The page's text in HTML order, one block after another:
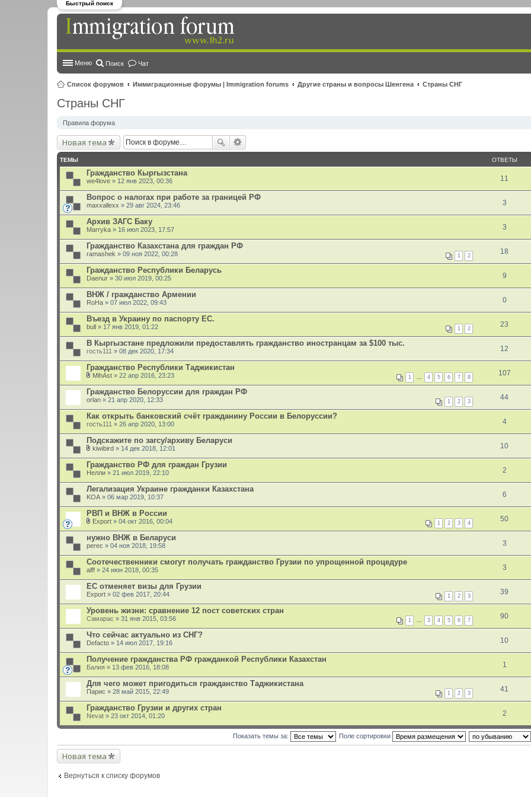
Меню Поиск Чат
Список форумов Иммиграционные форумы | Immigration forums Другие страны и вопросы Шенгена Страны СНГ
Быстрый поиск
Страны СНГ
Правила форума
Новая тема
ТЕМЫ ОТВЕТЫ
Гражданство Кыргызстана
we4love » 12 янв 2023, 00:36 11
Вопрос о налогах при работе за границей РФ
maxxallexx » 29 авг 2024, 23:46 3
Архив ЗАГС Баку
Marryka » 16 июл 2023, 17:57 3
Гражданство Казахстана для граждан РФ
1 2
ramashek » 09 ноя 2022, 00:28 18
Гражданство Республики Беларусь
Daenur » 30 июл 2019, 00:25 9
ВНЖ / гражданство Армении
RoHa » 07 июл 2022, 09:43 0
Въезд в Украину по паспорту ЕС.
1 2
bull » 17 янв 2019, 01:22 23
В Кыргызстане предложили предоставлять гражданство иностранцам за $100 тыс.
гость111 » 08 дек 2020, 17:34 12
Гражданство Республики Таджикистан
1 … 4 5 6 7 8
л
о
ж
е
н
и
MihAst » 22 апр 2016, 23:23 107
Гражданство Белоруссии для граждан РФ
1 2 3
orlan » 21 апр 2020, 12:33 44
Как открыть банковский счёт гражданину России в Белоруссии?
гость111 » 26 апр 2020, 13:00 4
Подскажите по загсу/архиву Беларуси
л
о
ж
е
н
и
kiwibird » 14 дек 2018, 12:01 10
Гражданство РФ для граждан Грузии
Нелли » 21 июл 2019, 22:10 2
Легализация Украине гражданки Казахстана
KOA » 06 мар 2019, 10:37 6
РВП и ВНЖ в России
1 2 3 4
л
о
ж
е
н
и
Export » 04 окт 2016, 00:04 50
нужно ВНЖ в Беларуси
perec » 04 ноя 2018, 19:58 3
Соотечественники смогут получать гражданство Грузии по упрощенной процедуре
alff » 24 июн 2018, 00:35 3
ЕС отменяет визы для Грузии
1 2 3
Export » 02 фев 2017, 20:44 39
Уровень жизни: сравнение 12 пост советских стран
1 … 3 4 5 6 7
Самарас » 31 янв 2015, 03:56 90
Что сейчас актуально из СНГ?
Defacto » 14 июл 2017, 19:16 10
Получение гражданства РФ гражданкой Республики Казахстан
Балия » 13 фев 2016, 18:08 1
Для чего может пригодиться гражданство Таджикистана
1 2 3
Парис » 28 май 2015, 22:49 41
Гражданство Грузии и других стран
Nevat » 23 окт 2014, 01:20 2
Показать темы за: Поле сортировки
Новая тема
Вернуться к списку форумов